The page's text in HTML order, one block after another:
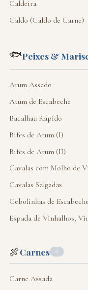
Caldeira
Caldo (Caldo de Carne)
🐟Peixes &
Atum Assado
Atum de Escabeche
Bacalhau Rápido
Bifes de Atum (I)
Bifes de Atum (II)
Cavalas com Molho de
Cavalas Salgadas
Cebolinhas de Escabeche
Espada de Vinhalhos,
🍖Carnes
Carne Assada